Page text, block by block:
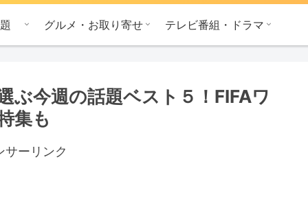
グルメ・お取り寄せ テレビ番組・ドラマ
ぶ今週の話題ベスト５！FIFAワ
集も
サーリンク